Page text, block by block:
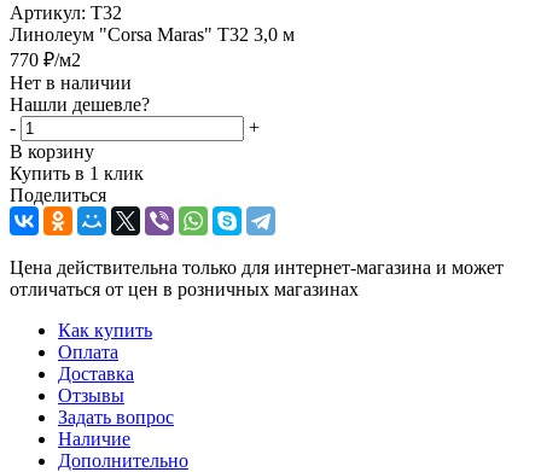
Артикул: T32
Линолеум "Corsa Maras" T32 3,0 м
770 ₽/м2
Нет в наличии
Нашли дешевле?
-
+
В корзину
Купить в 1 клик
Поделиться
Цена действительна только для интернет-магазина и может
отличаться от цен в розничных магазинах
Как купить
Оплата
Доставка
Отзывы
Задать вопрос
Наличие
Дополнительно